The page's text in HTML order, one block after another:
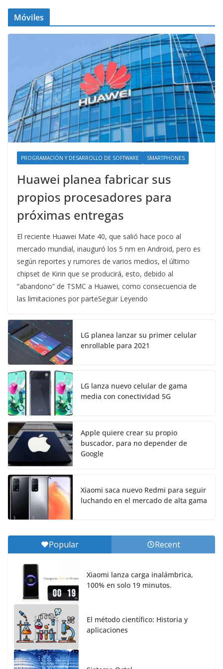
Móviles
PROGRAMACIÓN Y DESARROLLO DE SOFTWARE SMARTPHONES
Huawei planea fabricar sus
propios procesadores para
próximas entregas
El reciente Huawei Mate 40, que salió hace poco al
mercado mundial, inauguró los 5 nm en Android, pero es
según reportes y rumores de varios medios, el último
chipset de Kirin que se producirá, esto, debido al
“abandono” de TSMC a Huawei, como consecuencia de
las limitaciones por parteSeguir Leyendo
LG planea lanzar su primer celular
enrollable para 2021
LG lanza nuevo celular de gama
media con conectividad 5G
Apple quiere crear su propio
buscador, para no depender de
Google
Xiaomi saca nuevo Redmi para seguir
luchando en el mercado de alta gama
Popular Recent
Xiaomi lanza carga inalámbrica,
100% en solo 19 minutos.
El método científico: Historia y
aplicaciones